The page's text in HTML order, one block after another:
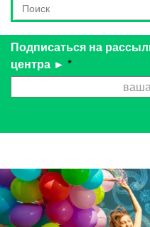
Форма поиска
Подписаться на
центра ► *